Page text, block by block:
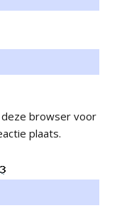
deze browser voor
plaats.